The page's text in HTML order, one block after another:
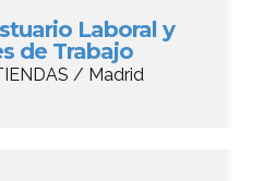
Laboral y
de Trabajo
/ Madrid